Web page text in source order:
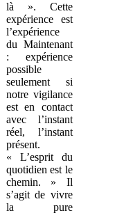
là ». Cette
expérience est
l’expérience
du Maintenant
: expérience
possible
seulement si
notre vigilance
est en contact
avec l’instant
réel, l’instant
présent.
« L’esprit du
quotidien est le
chemin. » Il
s’agit de vivre
la pure